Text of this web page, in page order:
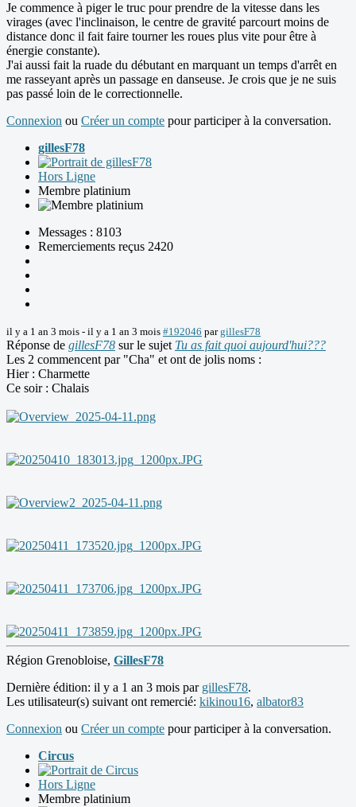
Je commence à piger le truc pour prendre de la vitesse dans les
virages (avec l'inclinaison, le centre de gravité parcourt moins de
distance donc il fait faire tourner les roues plus vite pour être à
énergie constante).
J'ai aussi fait la ruade du débutant en marquant un temps d'arrêt en
me rasseyant après un passage en danseuse. Je crois que je ne suis
pas passé loin de le correctionnelle.
Connexion ou Créer un compte pour participer à la conversation.
gillesF78
Hors Ligne
Membre platinium
Messages : 8103
Remerciements reçus 2420
il y a 1 an 3 mois - il y a 1 an 3 mois #192046 pargillesF78
Réponse de gillesF78 sur le sujet Tu as fait quoi aujourd'hui???
Les 2 commencent par "Cha" et ont de jolis noms :
Hier : Charmette
Ce soir : Chalais
Région Grenobloise, GillesF78
Dernière édition: il y a 1 an 3 mois par gillesF78.
Les utilisateur(s) suivant ont remercié: kikinou16, albator83
Connexion ou Créer un compte pour participer à la conversation.
Circus
Hors Ligne
Membre platinium